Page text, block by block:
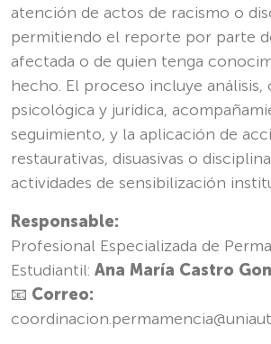
atención de actos de racismo o
permitiendo el reporte por parte
afectada o de quien tenga
hecho. El proceso incluye
psicológica y jurídica,
seguimiento, y la aplicación de
restaurativas, disuasivas o
actividades de sensibilización
Responsable:
Profesional Especializada de
Estudiantil: Ana María Castro
📧 Correo: